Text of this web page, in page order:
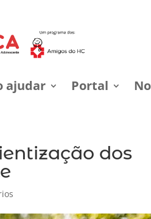
ajudar Portal
dos